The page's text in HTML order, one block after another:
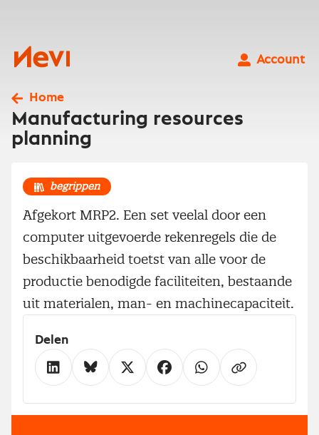
Nevi
Account
Home
Manufacturing resources
planning
begrippen
Afgekort MRP2. Een set veelal door een
computer uitgevoerde rekenregels die de
beschikbaarheid toetst van alle voor de
productie benodigde faciliteiten, bestaande
uit materialen, man- en machinecapaciteit.
Delen